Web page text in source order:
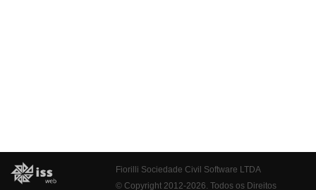
Fiorilli Sociedade Civil Software LTDA
© Copyright 2012-2026. Todos os Direitos